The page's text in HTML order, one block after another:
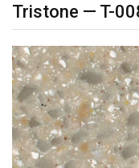
Tristone — T-